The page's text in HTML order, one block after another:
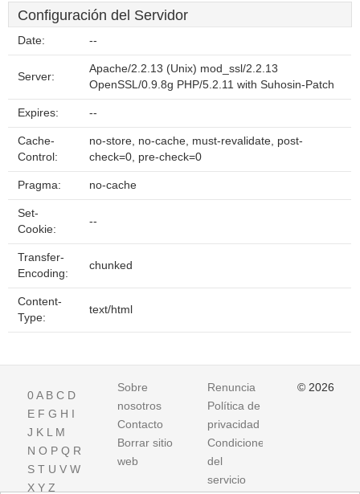
Configuración del Servidor
Date: --
Server:
Apache/2.2.13 (Unix) mod_ssl/2.2.13
OpenSSL/0.9.8g PHP/5.2.11 with Suhosin-Patch
Expires: --
Cache-
Control:
no-store, no-cache, must-revalidate, post-
check=0, pre-check=0
Pragma: no-cache
Set-
Cookie:
--
Transfer-
Encoding:
chunked
Content-
Type:
text/html
0A B C D
E F G H I
J K L M
N O P Q R
S T U V W
X Y Z
Sobre
nosotros
Contacto
Borrar sitio
web
Renuncia
Política de
privacidad
Condiciones
del
servicio
© 2026